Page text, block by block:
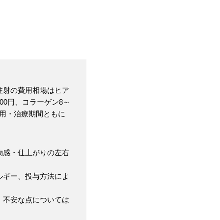
の費用相場はヒア
円、コラーゲン8～
・治療期間ともに
感・仕上がりの左右
ー、投与方法によ
安な点については